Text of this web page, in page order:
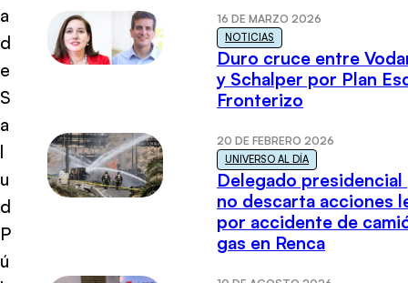
a
d
e
S
a
l
u
d
P
ú
16 DE MARZO 2026
NOTICIAS
Duro cruce entre
y Schalper por Plan
Fronterizo
20 DE FEBRERO 2026
UNIVERSO AL DÍA
Delegado presidencial
no descarta acciones
por accidente de
gas en Renca